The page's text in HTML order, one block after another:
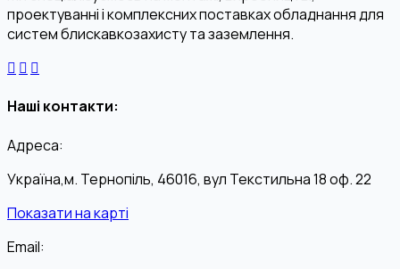
проектуванні і комплексних поставках обладнання для
систем блискавкозахисту та заземлення.
Наші контакти:
Адреса:
Україна,м. Тернопіль, 46016, вул Текстильна 18 оф. 22
Показати на карті
Email: